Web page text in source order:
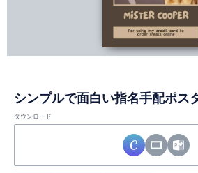
シンプルで面白い指名手配ポス
ダウンロード